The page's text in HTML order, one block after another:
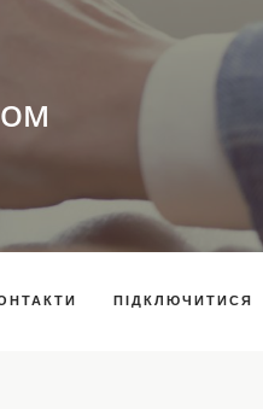
ПІДКЛЮЧИТИСЯ